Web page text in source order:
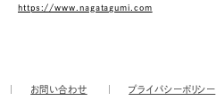
https://www.nagatagumi.com
お問い合わせ プライバシーポリシー